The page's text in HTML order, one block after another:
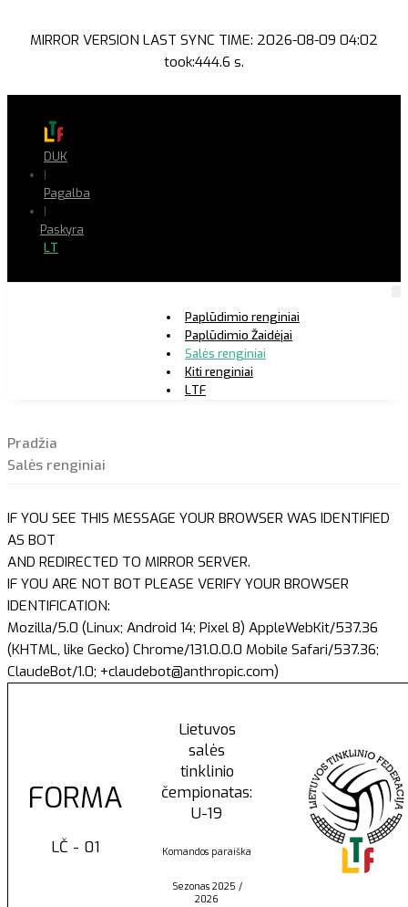
MIRROR VERSION LAST SYNC TIME: 2026-08-09 04:02
took:444.6 s.
DUK
|
Pagalba
|
Paskyra
LT
Paplūdimio renginiai
Paplūdimio Žaidėjai
Salės renginiai
Kiti renginiai
LTF
Pradžia
Salės renginiai
IF YOU SEE THIS MESSAGE YOUR BROWSER WAS IDENTIFIED
AS BOT
AND REDIRECTED TO MIRROR SERVER.
IF YOU ARE NOT BOT PLEASE VERIFY YOUR BROWSER
IDENTIFICATION:
Mozilla/5.0 (Linux; Android 14; Pixel 8) AppleWebKit/537.36
(KHTML, like Gecko) Chrome/131.0.0.0 Mobile Safari/537.36;
ClaudeBot/1.0; +claudebot@anthropic.com)
FORMA
LČ - 01
Lietuvos
salės
tinklinio
čempionatas:
U-19
Komandos paraiška
Sezonas 2025 /
2026